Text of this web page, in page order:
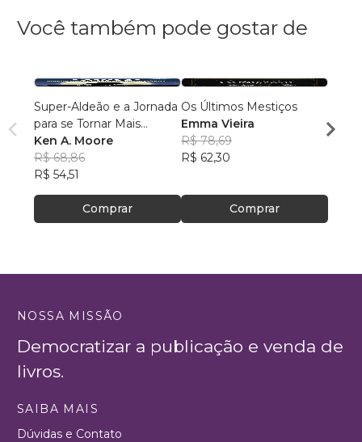
Você também pode gostar de
Super-Aldeão e a Jornada
para se Tornar Mais
Interessante!
Ken A. Moore
R$ 68,86
R$ 54,51
Comprar
Os Últimos Mestiços
Emma Vieira
R$ 78,69
R$ 62,30
Comprar
NOSSA MISSÃO
Democratizar a publicação e venda de
livros.
SAIBA MAIS
Dúvidas e Contato